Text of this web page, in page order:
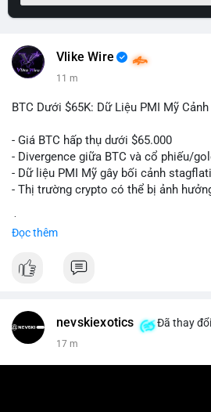
Vlike Wire
11 m
BTC Dưới $65K: Dữ Liệu PMI Mỹ
- Giá BTC hấp thụ dưới $65.000
- Divergence giữa BTC và cổ phiếu/
- Dữ liệu PMI Mỹ gây bối cảnh
- Thị trường crypto có thể bị ảnh
Đọc thêm
nevskiexotics Đã thay
17 m